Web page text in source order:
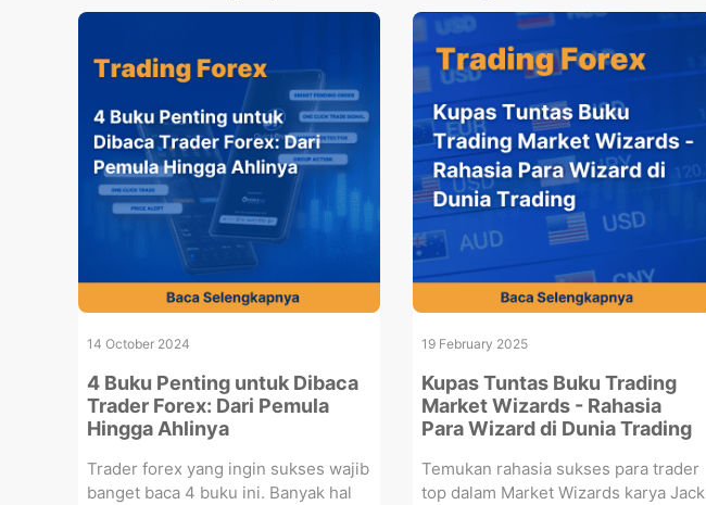
14 October 2024
4 Buku Penting untuk Dibaca
Trader Forex: Dari Pemula
Hingga Ahlinya
Trader forex yang ingin sukses wajib
banget baca 4 buku ini. Banyak hal
19 February 2025
Kupas Tuntas Buku Trading
Market Wizards - Rahasia
Para Wizard di Dunia Trading
Temukan rahasia sukses para trader
top dalam Market Wizards karya Jack